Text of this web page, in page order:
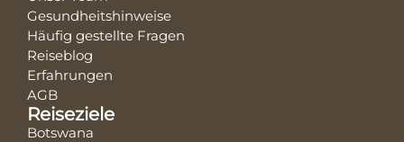
Gesundheitshinweise
Häufig gestellte Fragen
Reiseblog
Erfahrungen
AGB
Reiseziele
Botswana